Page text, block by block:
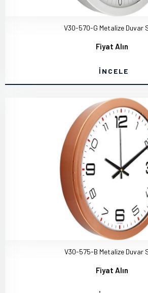
V30-570-G Metalize Duvar
Fiyat Alın
İNCELE
V30-575-B Metalize Duvar
Fiyat Alın